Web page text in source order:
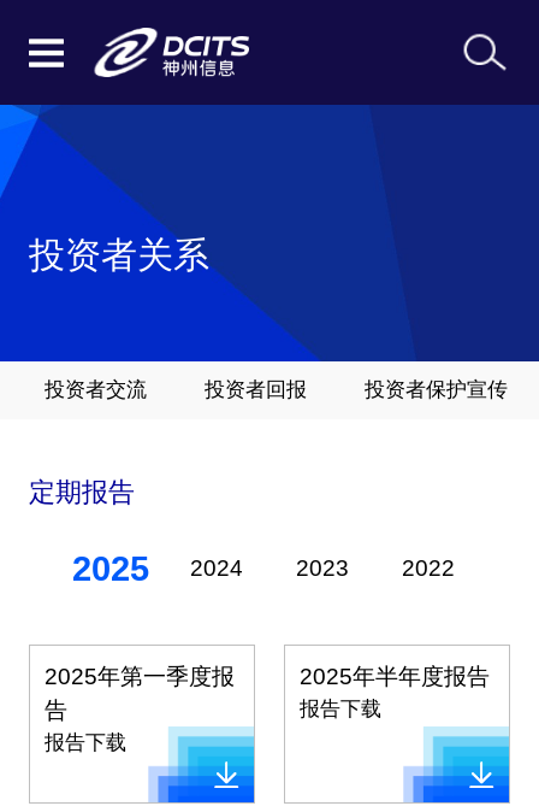
投资者关系
投资者交流 投资者回报 投资者保护宣传
定期报告
2025 2024 2023 2022
2025年第一季度报
告
报告下载
2025年半年度报告
报告下载